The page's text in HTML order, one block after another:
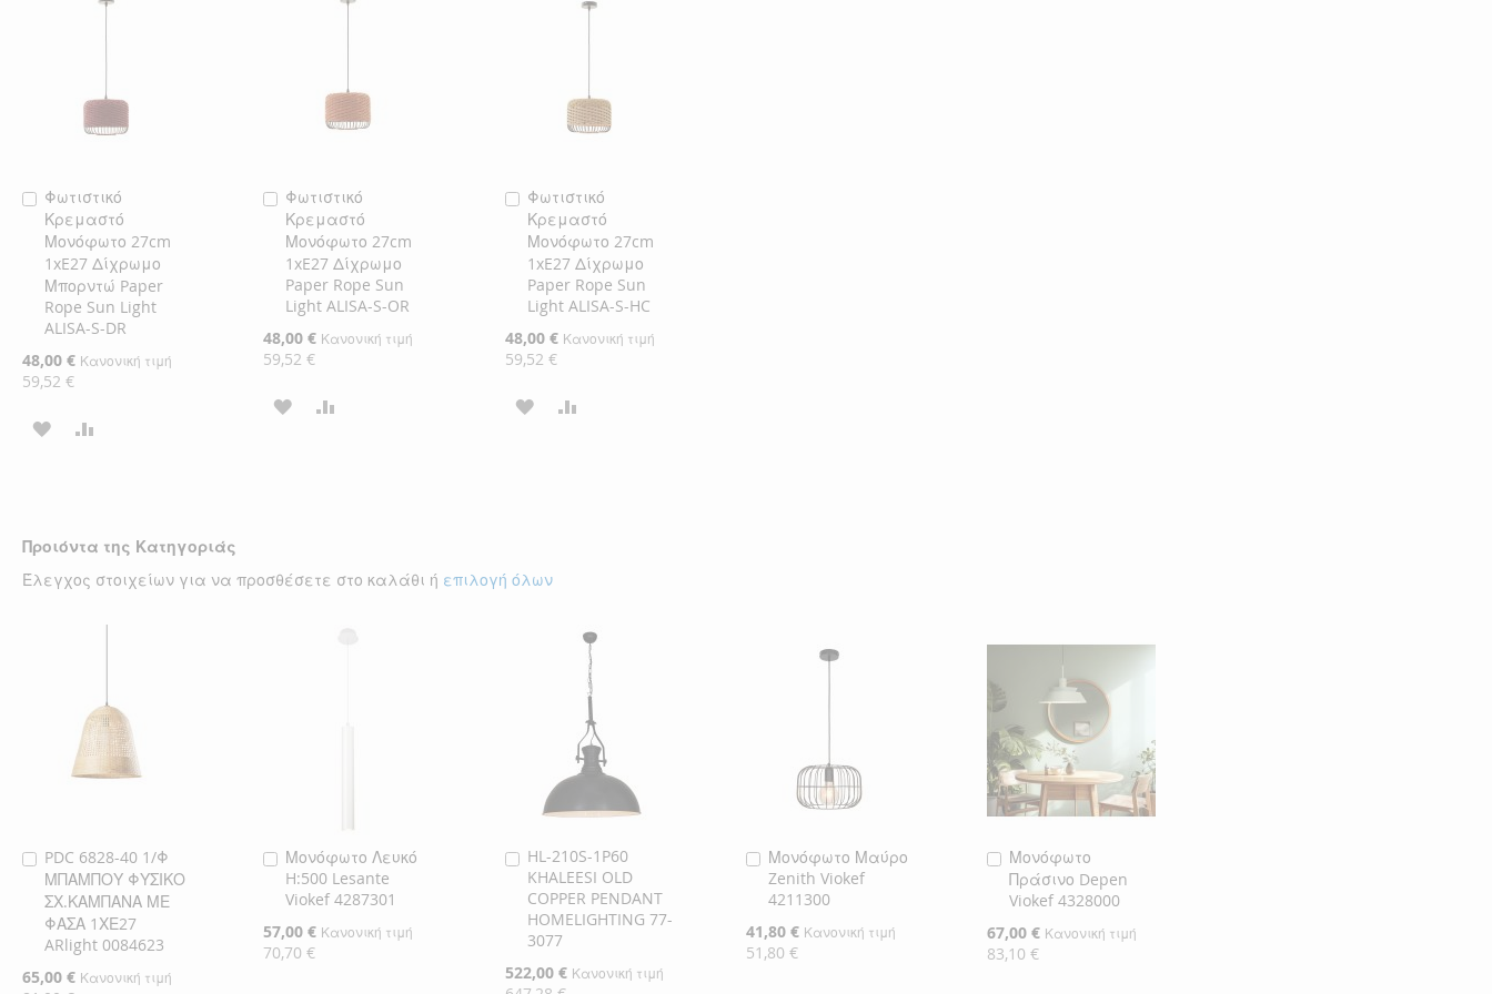
Φωτιστικό
Κρεμαστό
Μονόφωτο 27cm
1xE27 Δίχρωμο
Μπορντώ Paper
Rope Sun Light
ALISA-S-DR
Ειδική
Τιμή
48,00 € Κανονική τιμή
59,52 €
Προσθήκη
στο
Καλάθι
ΠΡΟΣΘΉΚΗ
ΕΠΙΘΥΜΙΏΝ
Φωτιστικό
Κρεμαστό
Μονόφωτο 27cm
1xE27 Δίχρωμο
Paper Rope Sun
Light ALISA-S-OR
Ειδική
Τιμή
48,00 € Κανονική τιμή
59,52 €
Προσθήκη
στο
Καλάθι
ΠΡΟΣΘΉΚΗ
Φωτιστικό
Κρεμαστό
Μονόφωτο 27cm
1xE27 Δίχρωμο
Paper Rope Sun
Light ALISA-S-HC
Ειδική
Τιμή
48,00 € Κανονική τιμή
59,52 €
Προσθήκη
στο
Καλάθι
ΠΡΟΣΘΉΚΗ
Προιόντα της Κατηγοριάς
Έλεγχος στοιχείων για να προσθέσετε στο καλάθι ή επιλογή όλων
PDC 6828-40 1/Φ
ΜΠΑΜΠΟΥ ΦΥΣΙΚΟ
ΣΧ.ΚΑΜΠΑΝΑ ΜΕ
ΦΑΣΑ 1ΧΕ27
ARlight 0084623
Ειδική
65,00 € Κανονική τιμή
Προσθήκη
στο
Καλάθι
Μονόφωτο Λευκό
H:500 Lesante
Viokef 4287301
Ειδική
Τιμή
57,00 € Κανονική τιμή
70,70 €
Προσθήκη
στο
Καλάθι
HL-210S-1P60
KHALEESI OLD
COPPER PENDANT
HOMELIGHTING 77-
3077
Ειδική
Τιμή
522,00 € Κανονική τιμή
Προσθήκη
στο
Καλάθι
Μονόφωτο Μαύρο
Zenith Viokef
4211300
Ειδική
Τιμή
41,80 € Κανονική τιμή
51,80 €
Προσθήκη
στο
Καλάθι
Μονόφωτο
Πράσινο Depen
Viokef 4328000
Ειδική
Τιμή
67,00 € Κανονική τιμή
83,10 €
Προσθήκη
στο
Καλάθι